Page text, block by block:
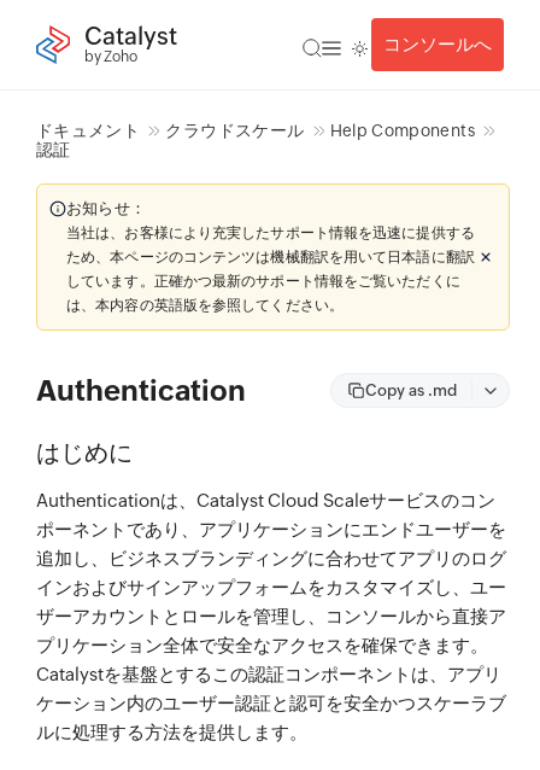
Catalyst
by Zoho
コンソールへ
ドキュメント クラウドスケール
Help Components
認証
お知らせ：
当社は、お客様により充実したサポート情報を迅速に提供する
ため、本ページのコンテンツは機械翻訳を用いて日本語に翻訳
しています。正確かつ最新のサポート情報をご覧いただくに
は、本内容の英語版を参照してください。
Authentication Copy as .md
はじめに
Authenticationは、Catalyst Cloud Scaleサービスのコン
ポーネントであり、アプリケーションにエンドユーザーを
追加し、ビジネスブランディングに合わせてアプリのログ
インおよびサインアップフォームをカスタマイズし、ユー
ザーアカウントとロールを管理し、コンソールから直接ア
プリケーション全体で安全なアクセスを確保できます。
Catalystを基盤とするこの認証コンポーネントは、アプリ
ケーション内のユーザー認証と認可を安全かつスケーラブ
ルに処理する方法を提供します。